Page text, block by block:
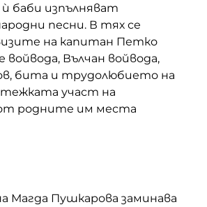
баби изпълняват
песни. В тях се
на капитан Петко
войвода, Вълчан войвода,
бита и трудолюбието на
участ на
родните им места
Магда Пушкарова заминава